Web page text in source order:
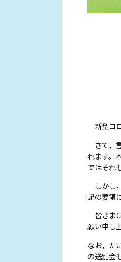
新型コ
さて，
れます。
ではそれ
しかし
記の要領
皆さま
願い申し
なお，た
の送別会